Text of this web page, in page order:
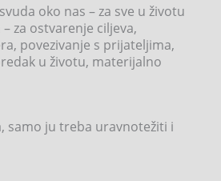
oko nas – za sve u životu
za ostvarenje ciljeva,
povezivanje s prijateljima,
u životu, materijalno
samo ju treba uravnotežiti i